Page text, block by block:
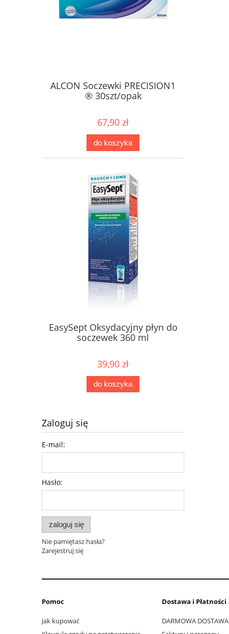
ALCON Soczewki PRECISION1
® 30szt/opak
67,90 zł
do koszyka
EasySept Oksydacyjny płyn do
soczewek 360 ml
39,90 zł
do koszyka
Zaloguj się
E-mail:
Hasło:
zaloguj się
Nie pamiętasz hasła?
Zarejestruj się
Pomoc
Jak kupować
Dostawa i Płatności
DARMOWA DOSTAWA